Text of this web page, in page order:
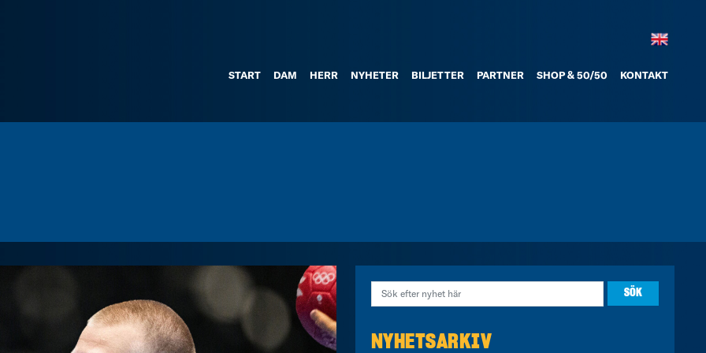
START DAM HERR NYHETER BILJETTER PARTNER SHOP & 50/50 KONTAKT
NYHETSARKIV